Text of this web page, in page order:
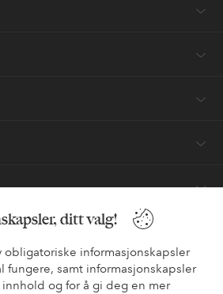
ditt valg!
obligatoriske informasjonskapsler
fungere, samt informasjonskapsler
og for å gi deg en mer
- Betal direkte eller del opp
om våre betalingsalternativer?